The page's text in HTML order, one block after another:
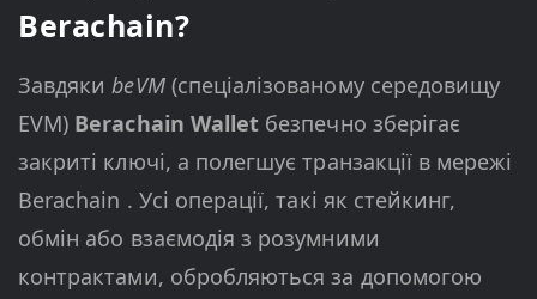
Berachain?
ЗавдякиbeVM (спеціалізованому середовищу
EVM) Berachain Wallet безпечно зберігає
закриті ключі, а полегшує транзакції в мережі
Berachain . Усі операції, такі як стейкинг,
обмін або взаємодія з розумними
контрактами, обробляються за допомогою